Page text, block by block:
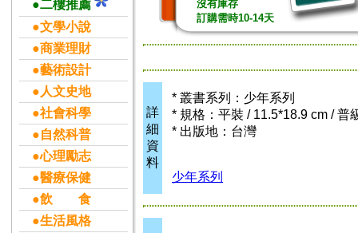
●二樓推薦
●文學小說
●商業理財
●藝術設計
●人文史地
●社會科學
●自然科普
●心理勵志
●醫療保健
●飲 食
●生活風格
沒有庫存
訂購需時10-14天
詳
細
資
料
* 叢書系列：少年系列
* 規格：平裝 / 11.5*18.9 cm / 普
* 出版地：台灣
少年系列